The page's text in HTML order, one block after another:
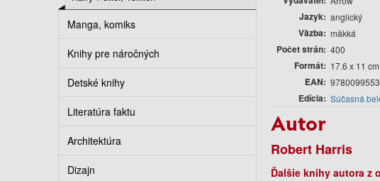
Manga, komiks
Knihy pre náročných
Detské knihy
Literatúra faktu
Architektúra
Dizajn
Jazyk anglický
Väzba mäkká
Počet strán 400
Formát 17.6 x 11 cm
EAN
Edícia Súčasná
Autor
Robert Harris
Ďalšie knihy autora z